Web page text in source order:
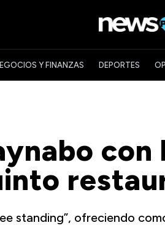
Y FINANZAS DEPORTES
con
standing”, ofreciendo